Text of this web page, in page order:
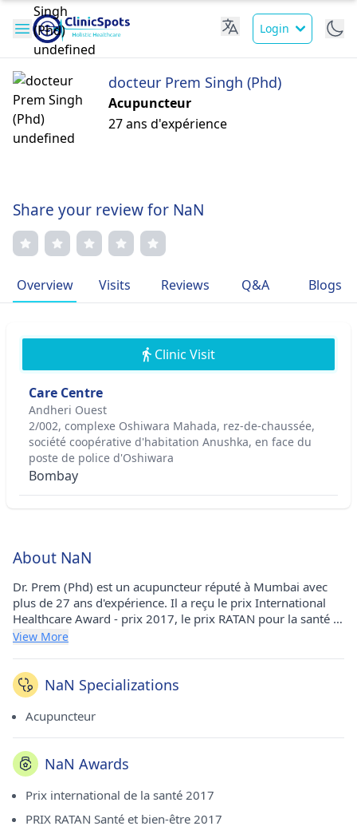
Login
docteur Prem Singh (Phd)
Acupuncteur
27 ans d'expérience
Share your review for NaN
Overview Visits Reviews Q&A Blogs
Clinic Visit
Care Centre
Andheri Ouest
2/002, complexe Oshiwara Mahada, rez-de-chaussée,
société coopérative d'habitation Anushka, en face du
poste de police d'Oshiwara
Bombay
About NaN
Dr. Prem (Phd) est un acupuncteur réputé à Mumbai avec
plus de 27 ans d'expérience. Il a reçu le prix International
Healthcare Award - prix 2017, le prix RATAN pour la santé et
le bien-être - prix 2017, le prix Acupuncture Vaidya - prix
1996, Acupuncture Ratna, - prix 1998, prix d'excellence
holistique - 2018 et prix pour l'ensemble de sa carrière -
2018. Il a poursuivi son doctorat en médecine - acupuncture
International University Medicina Alternativa Sri Lanka en
1996. Il exerce actuellement au Care Center d'Andheri West
(Mumbai). Il est membre du M.M.A, du MITBCCT (Royaume-
Uni), du FRCP, du M.I.M.Ac.S et de l'IMBA.
View More
NaN Specializations
Acupuncteur
NaN Awards
Prix ​​international de la santé 2017
PRIX RATAN Santé et bien-être 2017